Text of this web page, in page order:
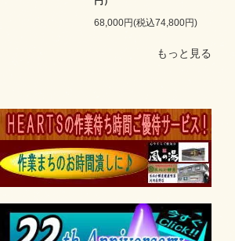
68,000円(税込74,800円)
もっと見る